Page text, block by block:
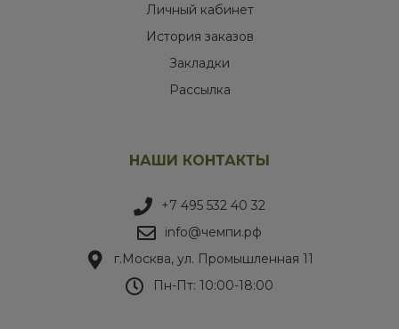
Личный кабинет
История заказов
Закладки
Рассылка
НАШИ КОНТАКТЫ
+7 495 532 40 32
info@чемпи.рф
г.Москва, ул. Промышленная 11
Пн-Пт: 10:00-18:00